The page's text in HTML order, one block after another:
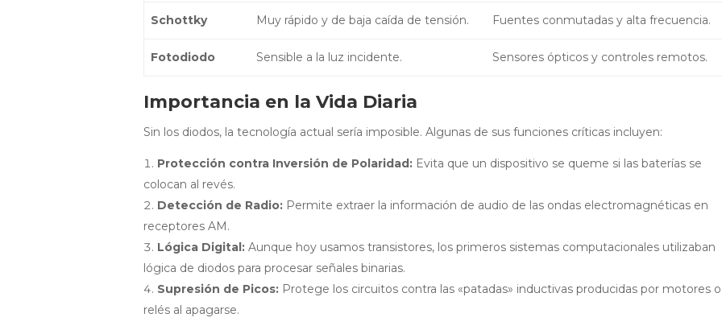
Schottky Muy rápido y de baja caída de tensión. Fuentes conmutadas y alta frecuencia.
Fotodiodo Sensible a la luz incidente. Sensores ópticos y controles remotos.
Importancia en la Vida Diaria
Sin los diodos, la tecnología actual sería imposible. Algunas de sus funciones críticas incluyen:
Protección contra Inversión de Polaridad: Evita que un dispositivo se queme si las baterías se
colocan al revés.
Detección de Radio: Permite extraer la información de audio de las ondas electromagnéticas en
receptores AM.
Lógica Digital: Aunque hoy usamos transistores, los primeros sistemas computacionales utilizaban
lógica de diodos para procesar señales binarias.
Supresión de Picos: Protege los circuitos contra las «patadas» inductivas producidas por motores o
relés al apagarse.